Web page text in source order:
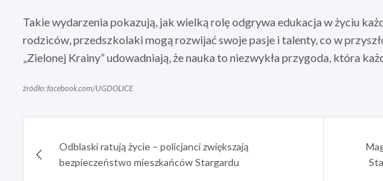
Takie wydarzenia pokazują, jak wielką rolę odgrywa edukacja w życiu
rodziców, przedszkolaki mogą rozwijać swoje pasje i talenty, co w
„Zielonej Krainy” udowadniają, że nauka to niezwykła przygoda, która
źródło: facebook.com/UGDOLICE
wpisuOdblaski ratują życie – policjanci zwiększają
bezpieczeństwo mieszkańców Stargardu